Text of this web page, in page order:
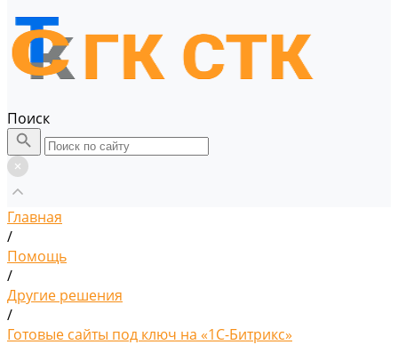
Поиск
Главная
/
Помощь
/
Другие решения
/
Готовые сайты под ключ на «1С-Битрикс»